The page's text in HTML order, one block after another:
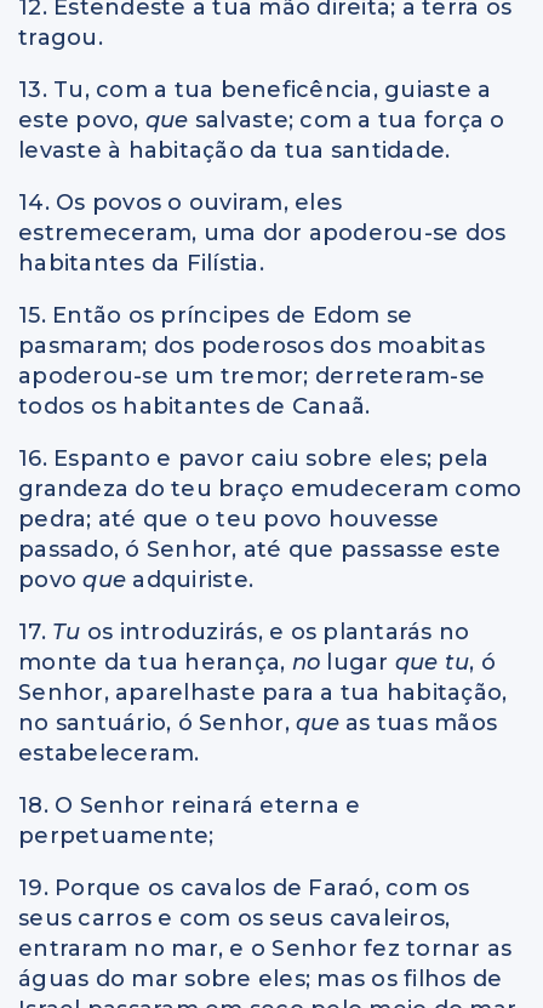
12. Estendeste a tua mão direita; a terra os
tragou.
13. Tu, com a tua beneficência, guiaste a
este povo, que salvaste; com a tua força o
levaste à habitação da tua santidade.
14. Os povos o ouviram, eles
estremeceram, uma dor apoderou-se dos
habitantes da Filístia.
15. Então os príncipes de Edom se
pasmaram; dos poderosos dos moabitas
apoderou-se um tremor; derreteram-se
todos os habitantes de Canaã.
16. Espanto e pavor caiu sobre eles; pela
grandeza do teu braço emudeceram como
pedra; até que o teu povo houvesse
passado, ó Senhor, até que passasse este
povoque adquiriste.
17. Tu os introduzirás, e os plantarás no
monte da tua herança, no lugar que tu, ó
Senhor, aparelhaste para a tua habitação,
no santuário, ó Senhor, que as tuas mãos
estabeleceram.
18. O Senhor reinará eterna e
perpetuamente;
19. Porque os cavalos de Faraó, com os
seus carros e com os seus cavaleiros,
entraram no mar, e o Senhor fez tornar as
águas do mar sobre eles; mas os filhos de